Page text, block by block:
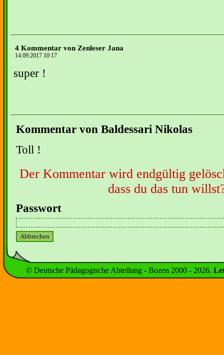
4 Kommentar von Zenleser Jana
14.09.2017 10:17
super !
Kommentar von Baldessari Nikolas
Toll !
Der Kommentar wird endgültig
dass du das tun
Passwort
© Deutsche Pädagogische Abteilung - Bozen 2000 - 2026.